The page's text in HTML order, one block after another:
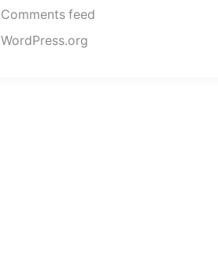
Comments feed
WordPress.org